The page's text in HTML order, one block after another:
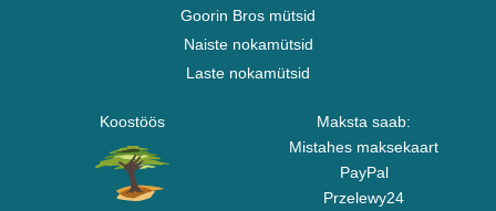
Goorin Bros mütsid
Naiste nokamütsid
Laste nokamütsid
Koostöös
Maksta saab:
Mistahes maksekaart
PayPal
Przelewy24